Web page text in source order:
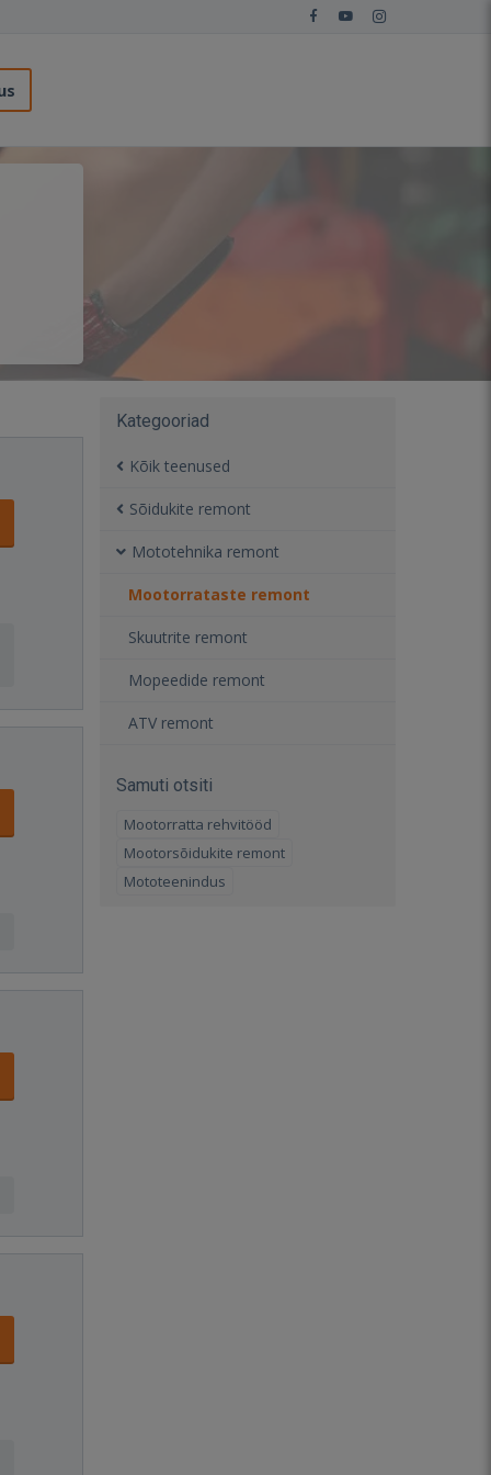
Kategooriad
Kõik teenused
Sõidukite remont
Mototehnika remont
Mootorrataste remont
Skuutrite remont
Mopeedide remont
ATV remont
Samuti otsiti
Mootorratta rehvitööd
Mootorsõidukite remont
Mototeenindus